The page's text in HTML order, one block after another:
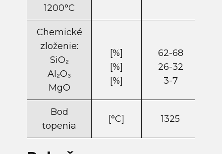
1200°C
Chemické
zloženie:
SiO₂
Al₂O₃
MgO
[%]
[%]
[%]
62-68
26-32
3-7
Bod
topenia
[°C] 1325